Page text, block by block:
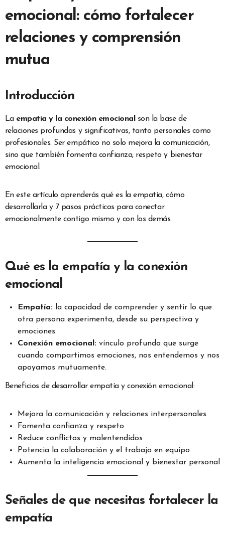
emocional: cómo fortalecer
relaciones y comprensión
mutua
Introducción
La empatía y la conexión emocionalson la base de
relaciones profundas y significativas, tanto personales como
profesionales. Ser empático no solo mejora la comunicación,
sino que también fomenta confianza, respeto y bienestar
emocional.
En este artículo aprenderás qué es la empatía, cómo
desarrollarla y 7 pasos prácticos para conectar
emocionalmente contigo mismo y con los demás.
Qué es la empatía y la conexión
emocional
Empatía: la capacidad de comprender y sentir lo que
otra persona experimenta, desde su perspectiva y
emociones.
Conexión emocional: vínculo profundo que surge
cuando compartimos emociones, nos entendemos y nos
apoyamos mutuamente.
Beneficios de desarrollar empatía y conexión emocional:
Mejora la comunicación y relaciones interpersonales
Fomenta confianza y respeto
Reduce conflictos y malentendidos
Potencia la colaboración y el trabajo en equipo
Aumenta la inteligencia emocional y bienestar personal
Señales de que necesitas fortalecer la
empatía